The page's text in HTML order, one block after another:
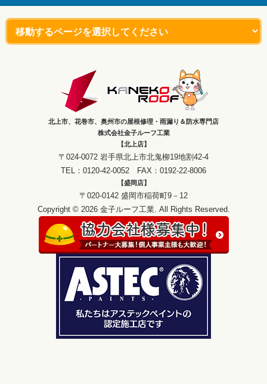
北上市、花巻市、奥州市の屋根修理・雨漏り＆防水専門店
株式会社金子ルーフ工業
【北上店】
〒024-0072 岩手県北上市北鬼柳19地割42-4
TEL：0120-42-0052 FAX：0192-22-8006
【盛岡店】
〒020-0142 盛岡市稲荷町9－12
Copyright © 2026 金子ルーフ工業. All Rights Reserved.